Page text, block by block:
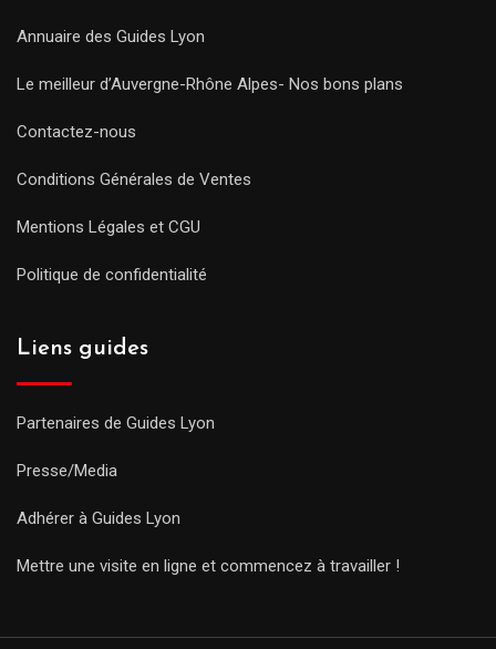
Annuaire des Guides Lyon
Le meilleur d’Auvergne-Rhône Alpes- Nos bons plans
Contactez-nous
Conditions Générales de Ventes
Mentions Légales et CGU
Politique de confidentialité
Liens guides
Partenaires de Guides Lyon
Presse/Media
Adhérer à Guides Lyon
Mettre une visite en ligne et commencez à travailler !